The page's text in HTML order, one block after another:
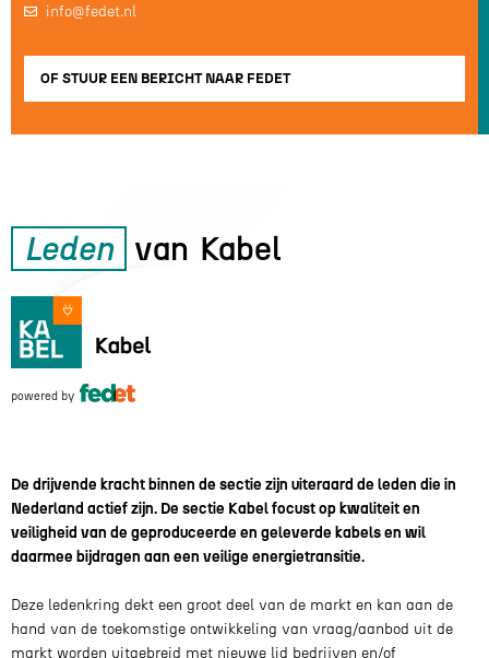
 info@fedet.nl
OF STUUR EEN BERICHT NAAR FEDET
Leden van Kabel
powered by
De drijvende kracht binnen de sectie zijn uiteraard de leden die in
Nederland actief zijn. De sectie Kabel focust op kwaliteit en
veiligheid van de geproduceerde en geleverde kabels en wil
daarmee bijdragen aan een veilige energietransitie.
Deze ledenkring dekt een groot deel van de markt en kan aan de
hand van de toekomstige ontwikkeling van vraag/aanbod uit de
markt worden uitgebreid met nieuwe lid bedrijven en/of